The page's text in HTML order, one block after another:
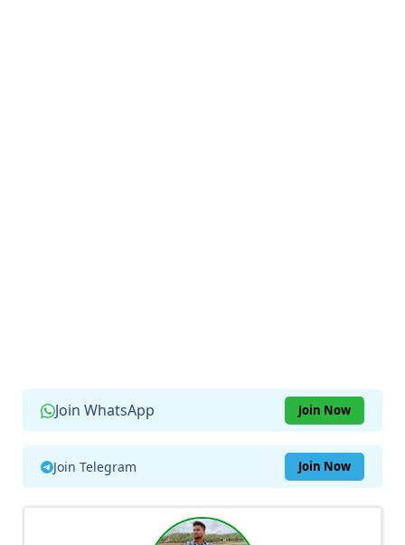
Join WhatsApp Join Now
Join Telegram Join Now